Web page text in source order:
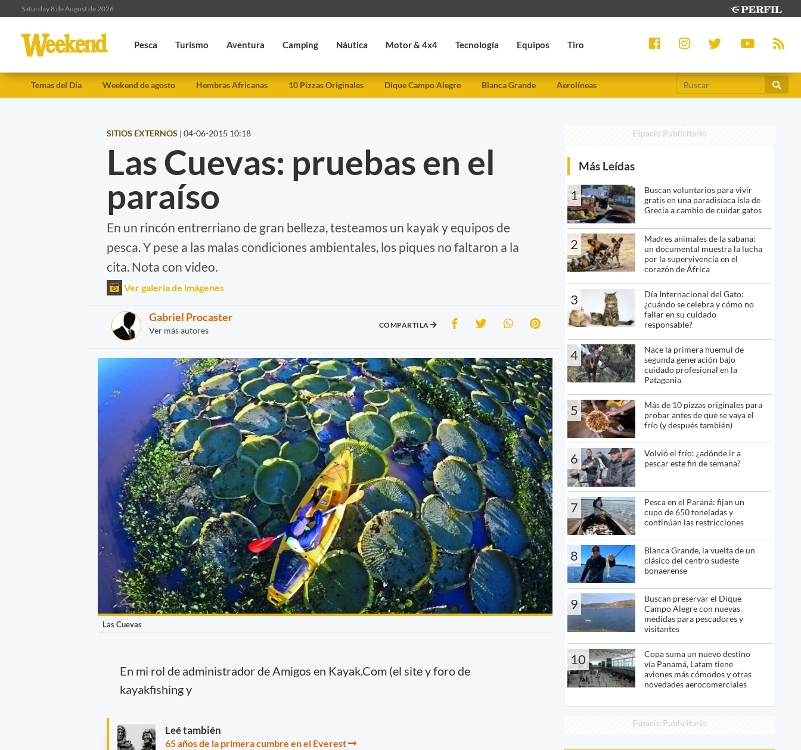
Saturday 8 de August de 2026
Pesca Turismo Aventura Camping Náutica Motor & 4x4 Tecnología Equipos Tiro
Temas del Día Weekend de agosto Hembras Africanas 10 Pizzas Originales Dique Campo Alegre Blanca Grande Aerolíneas
SITIOS EXTERNOS | 04-06-2015 10:18
Las Cuevas: pruebas en el
paraíso
En un rincón entrerriano de gran belleza, testeamos un kayak y equipos de
pesca. Y pese a las malas condiciones ambientales, los piques no faltaron a la
cita. Nota con video.
Ver galería de imágenes
Gabriel Procaster
Ver más autores
COMPARTILA
Las Cuevas
En mi rol de administrador de Amigos en Kayak.Com (el site y foro de
kayakfishing y
Leé también
65 años de la primera cumbre en el Everest
Espacio Publicitario
Más Leídas
1
Buscan voluntarios para vivir
gratis en una paradisíaca isla de
Grecia a cambio de cuidar gatos
2
Madres animales de la sabana:
un documental muestra la lucha
por la supervivencia en el
corazón de África
3
Día Internacional del Gato:
¿cuándo se celebra y cómo no
fallar en su cuidado
responsable?
4
Nace la primera huemul de
segunda generación bajo
cuidado profesional en la
Patagonia
5
Más de 10 pizzas originales para
probar antes de que se vaya el
frío (y después también)
6
Volvió el frío: ¿adónde ir a
pescar este fin de semana?
7
Pesca en el Paraná: fijan un
cupo de 650 toneladas y
continúan las restricciones
8
Blanca Grande, la vuelta de un
clásico del centro sudeste
bonaerense
9
Buscan preservar el Dique
Campo Alegre con nuevas
medidas para pescadores y
visitantes
10
Copa suma un nuevo destino
vía Panamá, Latam tiene
aviones más cómodos y otras
novedades aerocomerciales
Espacio Publicitario